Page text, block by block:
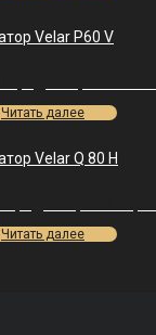
Читать далее
Читать далее